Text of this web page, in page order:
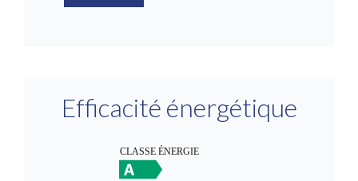
Efficacité énergétique